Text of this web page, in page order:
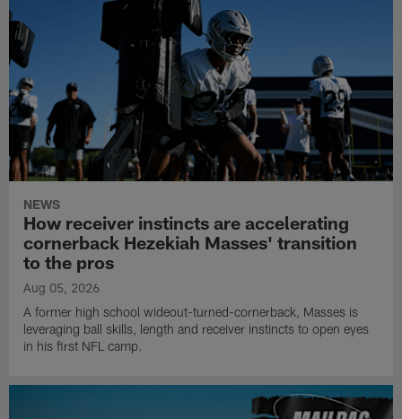
NEWS
How receiver instincts are accelerating
cornerback Hezekiah Masses' transition
to the pros
Aug 05, 2026
A former high school wideout-turned-cornerback, Masses is
leveraging ball skills, length and receiver instincts to open eyes
in his first NFL camp.